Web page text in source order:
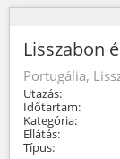
Lisszabon
Portugália,
Utazás:
Időtartam:
Kategória:
Ellátás:
Típus: